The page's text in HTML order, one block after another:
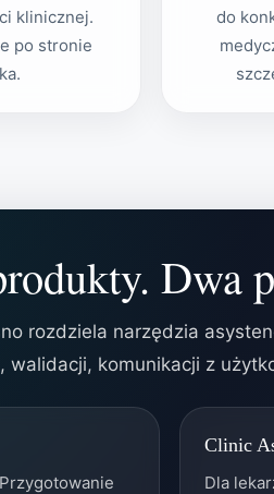
klinicznej.
po stronie
do
Dwa
rozdziela narzędzia
walidacji, komunikacji z
Clinic
Dla